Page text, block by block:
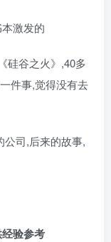
激发的
硅谷之火》,40多
件事,觉得没有去
公司,后来的故事,
验参考